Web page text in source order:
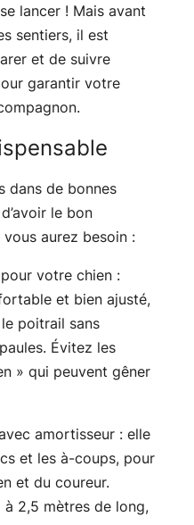
lancer ! Mais avant
sentiers, il est
et de suivre
garantir votre
dans de bonnes
le bon
aurez besoin :
votre chien :
et bien ajusté,
poitrail sans
Évitez les
» qui peuvent gêner
amortisseur : elle
et les à-coups, pour
et du coureur.
à 2,5 mètres de long,